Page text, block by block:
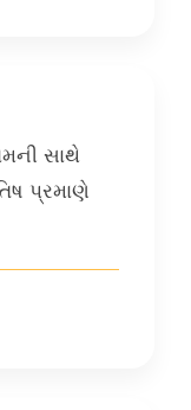
સાથે
પ્રમાણે